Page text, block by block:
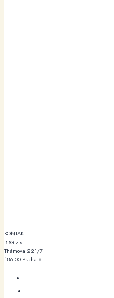
KONTAKT:
BBG z.s.
Thámova 221/7
186 00 Praha 8